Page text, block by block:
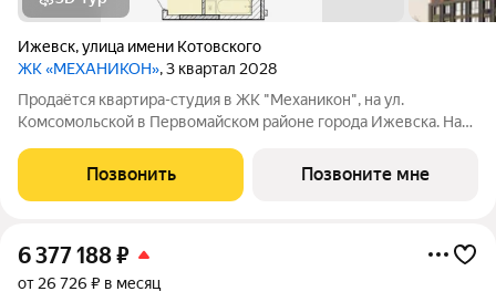
Ижевск,улица имени Котовского
ЖК «МЕХАНИКОН», 3 квартал 2028
Продаётся квартира-студия в ЖК "Механикон", на ул.
Комсомольской в Первомайском районе города Ижевска. Наш
Односекционный дом высотой 17 этажей стильный и
графичный, будет выделяться и
Позвонить Позвоните мне
6 377 188₽
от 26 726 ₽ в месяц